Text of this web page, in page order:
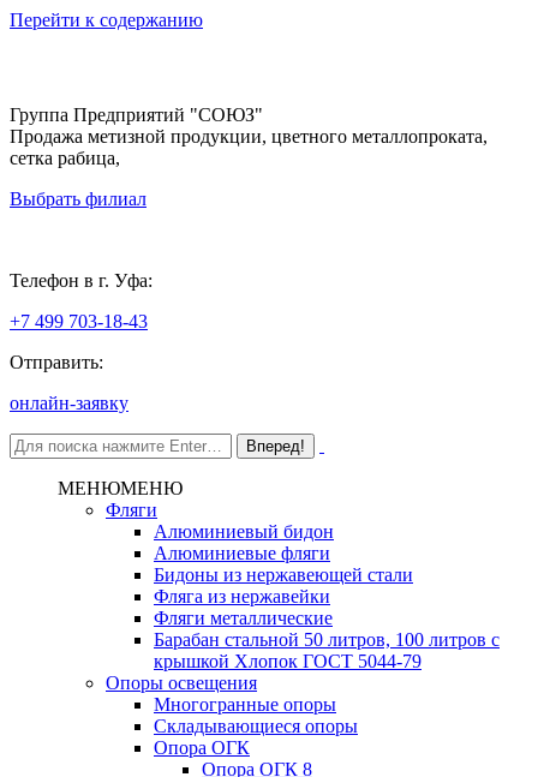
Перейти к содержанию
Группа Предприятий "СОЮЗ"
Продажа метизной продукции, цветного металлопроката,
сетка рабица,
Выбрать филиал
Телефон в г. Уфа:
+7 499 703-18-43
Отправить:
онлайн-заявку
МЕНЮМЕНЮ
Фляги
Алюминиевый бидон
Алюминиевые фляги
Бидоны из нержавеющей стали
Фляга из нержавейки
Фляги металлические
Барабан стальной 50 литров, 100 литров с
крышкой Хлопок ГОСТ 5044-79
Опоры освещения
Многогранные опоры
Складывающиеся опоры
Опора ОГК
Опора ОГК 8